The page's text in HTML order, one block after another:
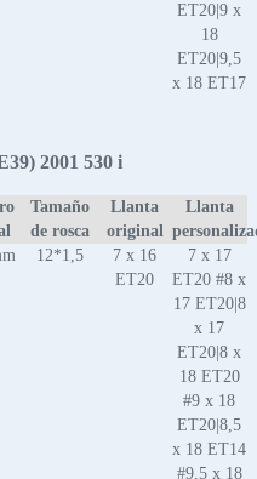
ET20|9 x
18
ET20|9,5
x 18 ET17
2001 530 i
Tamaño
de rosca
Llanta
original
Llanta
12*1,5
7 x 16
ET20
7 x 17
ET20 #8 x
17 ET20|8
x 17
ET20|8 x
18 ET20
#9 x 18
ET20|8,5
x 18 ET14
#9,5 x 18